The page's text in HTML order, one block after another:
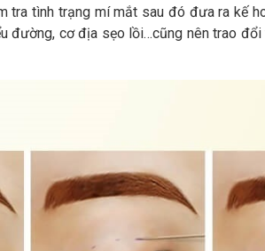
tra tình trạng mí mắt sau đó đưa ra kế
đường, cơ địa sẹo lồi…cũng nên trao